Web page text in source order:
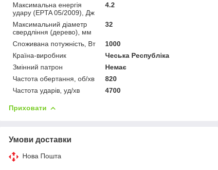
Максимальна енергія
удару (EPTA 05/2009), Дж
4.2
Максимальний діаметр
свердління (дерево), мм
32
Споживана потужність, Вт
1000
Країна-виробник
Чеська Республіка
Змінний патрон
Немає
Частота обертання, об/хв
820
Частота ударів, уд/хв
4700
Приховати
Умови доставки
Нова Пошта